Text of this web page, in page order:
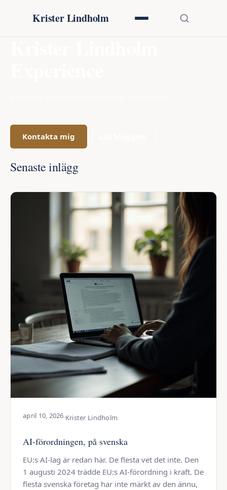
Krister Lindholm
Krister Lindholm
Kontakta mig
Senaste inlägg
april 10, 2026·Krister Lindholm
AI-förordningen, på svenska
EU:s AI-lag är redan här. De flesta vet det inte. Den
1 augusti 2024 trädde EU:s AI-förordning i kraft. De
flesta svenska företag har inte märkt av den ännu,